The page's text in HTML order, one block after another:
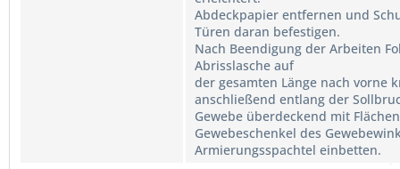
Abdeckpapier entfernen und
Türen daran befestigen.
Nach Beendigung der Arbeiten
Abrisslasche auf
der gesamten Länge nach vorne
anschließend entlang der
Gewebe überdeckend mit
Gewebeschenkel des
Armierungsspachtel einbetten.